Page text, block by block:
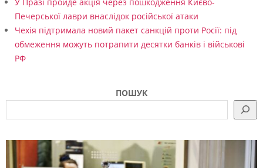
Печерської лаври внаслідок російської атаки
Чехія підтримала новий пакет санкцій проти Росії: під
обмеження можуть потрапити десятки банків і військові
РФ
ПОШУК